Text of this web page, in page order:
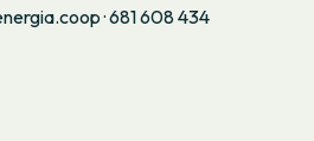
· 681 608 434